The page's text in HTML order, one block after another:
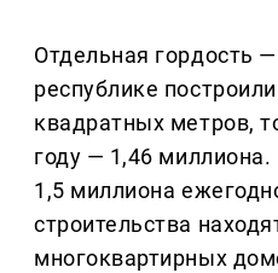
Отдельная гордость
республике
квадратных метров,
году — 1,46
1,5 миллиона
строительства
многоквартирных